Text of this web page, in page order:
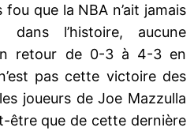
que la NBA n’ait jamais
dans l’histoire, aucune
retour de 0-3 à 4-3 en
pas cette victoire des
joueurs de Joe Mazzulla
être que de cette dernière